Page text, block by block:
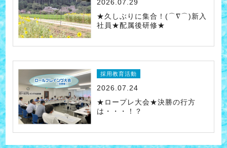
2026.07.29
★久しぶりに集合！(⌒∇⌒)新入
社員★配属後研修★
採用教育活動
2026.07.24
★ロープレ大会★決勝の行方
は・・・！？